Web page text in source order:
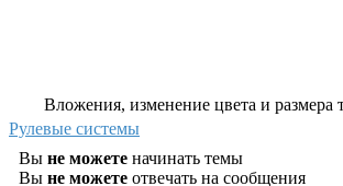
Вложения, изменение цвета и размера
Рулевые системы
Вы не можете начинать темы
Вы не можете отвечать на сообщения